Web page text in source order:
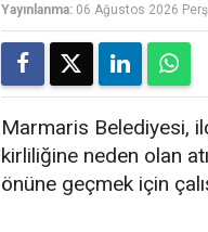
Yayınlanma: 06 Ağustos 2026
Marmaris Belediyesi,
kirliliğine neden olan
önüne geçmek için